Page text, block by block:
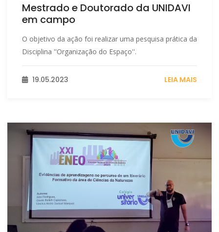
Mestrado e Doutorado da UNIDAVI
em campo
O objetivo da ação foi realizar uma pesquisa prática da
Disciplina ''Organização do Espaço''.
19.05.2023 LEIA MAIS